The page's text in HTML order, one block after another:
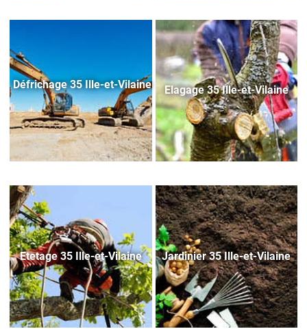
Défrichage 35 Ille-et-Vilaine Elagage 35 Ille-et-Vilaine
Etetage 35 Ille-et-Vilaine Jardinier 35 Ille-et-Vilaine